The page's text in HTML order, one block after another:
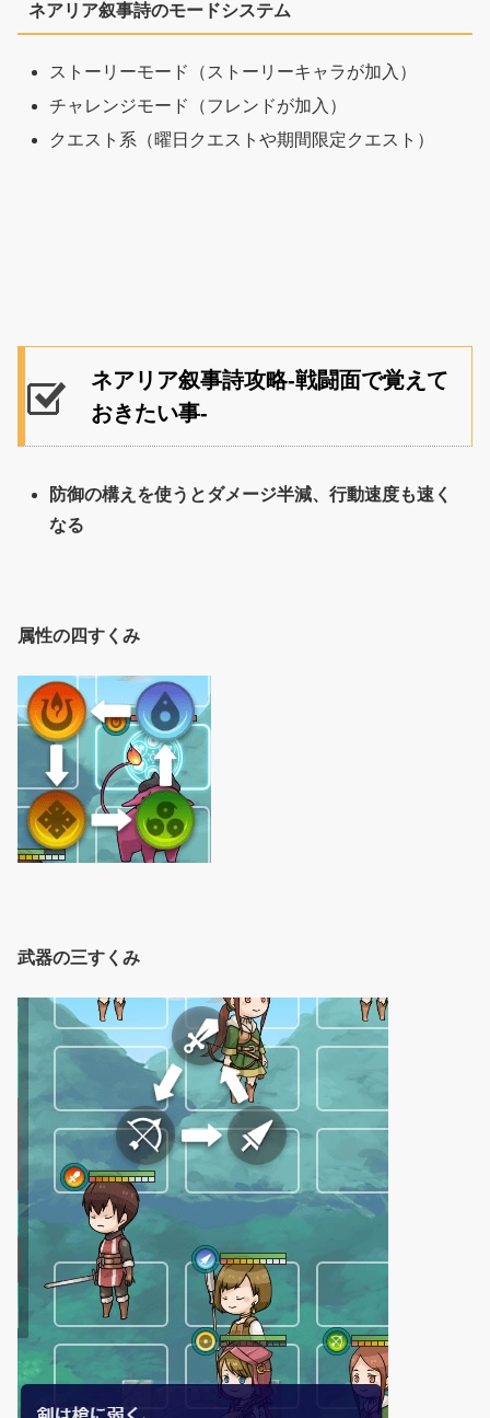
ネアリア叙事詩のモードシステム
ストーリーモード（ストーリーキャラが加入）
チャレンジモード（フレンドが加入）
クエスト系（曜日クエストや期間限定クエスト）
ネアリア叙事詩攻略-戦闘面で覚えて
おきたい事-
防御の構えを使うとダメージ半減、行動速度も速く
なる
属性の四すくみ
武器の三すくみ